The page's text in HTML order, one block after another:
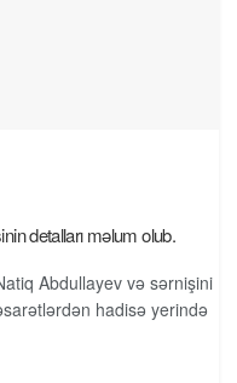
detalları məlum olub.
Abdullayev və sərnişini
hadisə yerində